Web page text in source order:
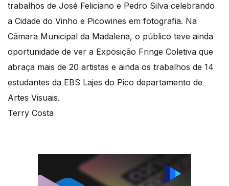
trabalhos de José Feliciano e Pedro Silva celebrando
a Cidade do Vinho e Picowines em fotografia. Na
Câmara Municipal da Madalena, o público teve ainda
oportunidade de ver a Exposição Fringe Coletiva que
abraça mais de 20 artistas e ainda os trabalhos de 14
estudantes da EBS Lajes do Pico departamento de
Artes Visuais.
Terry Costa